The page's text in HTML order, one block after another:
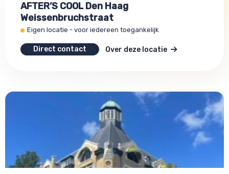
AFTER’S COOL Den Haag
Weissenbruchstraat
Eigen locatie - voor iedereen toegankelijk
Direct contact Over deze locatie